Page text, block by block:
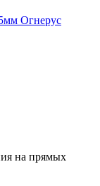
Огнерус
на прямых